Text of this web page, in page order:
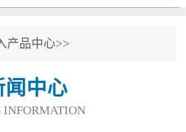
产品中心>>
闻中心
INFORMATION